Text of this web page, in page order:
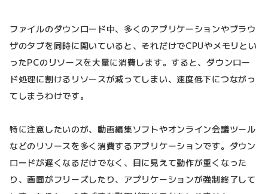
ファイルのダウンロード中、多くのアプリケーションやブラウ
ザのタブを同時に開いていると、それだけでCPUやメモリとい
ったPCのリソースを大量に消費します。すると、ダウンロー
ド処理に割けるリソースが減ってしまい、速度低下につながっ
てしまうわけです。
特に注意したいのが、動画編集ソフトやオンライン会議ツール
などのリソースを多く消費するアプリケーションです。ダウン
ロードが遅くなるだけでなく、目に見えて動作が重くなった
り、画面がフリーズしたり、アプリケーションが強制終了して